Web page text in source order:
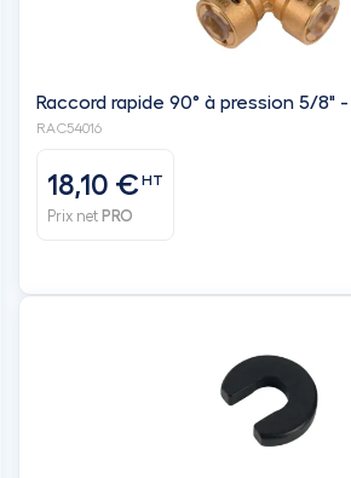
Raccord rapide 90° à pression 5/8"
RAC54016
18,10 €HT
Prix net PRO